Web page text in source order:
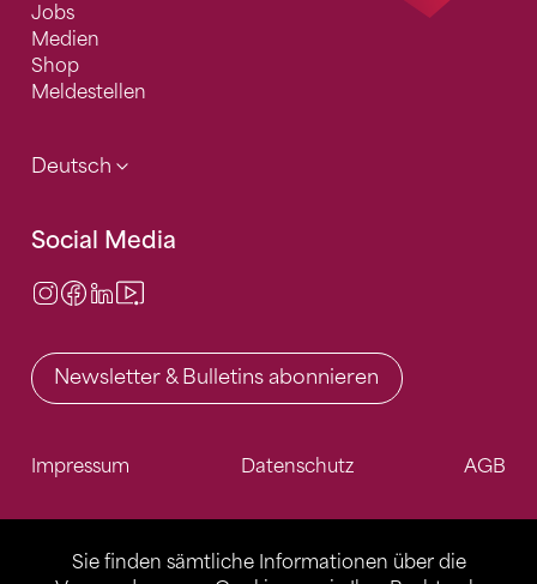
Sie finden sämtliche Informationen über die
Jobs
Medien
Shop
Meldestellen
Deutsch
Social Media
Instagram
Facebook
LinkedIn
Newsletter & Bulletins abonnieren
Impressum Datenschutz AGB